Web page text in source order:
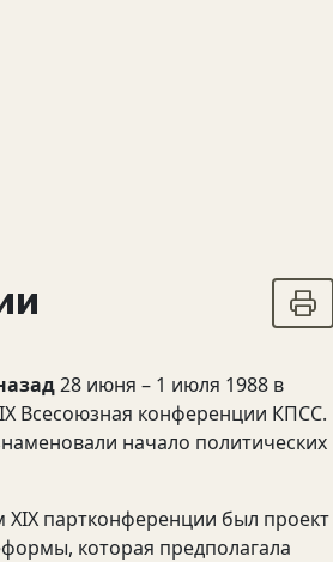
28 июня – 1 июля 1988 в
Всесоюзная конференции КПСС.
начало политических
партконференции был проект
которая предполагала